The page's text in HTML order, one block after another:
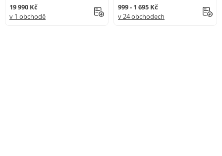
19 990 Kč
v 1 obchodě
999 - 1 695 Kč
v 24 obchodech